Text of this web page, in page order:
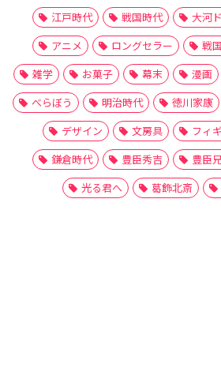
江戸時代 戦国時代 大河
アニメ
ロングセラー 戦
雑学
お菓子 幕末 漫画
べらぼう
明治時代 徳川家康
デザイン
文房具 フィ
鎌倉時代
豊臣秀吉 豊臣
光る君へ
葛飾北斎